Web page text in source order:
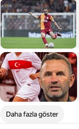
Daha fazla göster